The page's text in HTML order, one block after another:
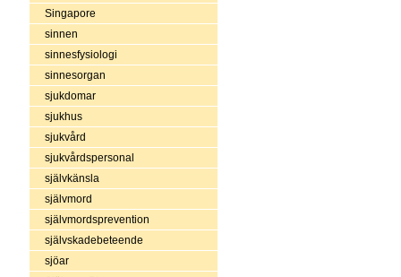
Singapore
sinnen
sinnesfysiologi
sinnesorgan
sjukdomar
sjukhus
sjukvård
sjukvårdspersonal
självkänsla
självmord
självmordsprevention
självskadebeteende
sjöar